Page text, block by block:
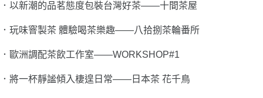
． 以新潮的品茗態度包裝台灣好茶――十間茶屋
． 玩味窨製茶 體驗喝茶樂趣――八拾捌茶輪番所
． 歐洲調配茶飲工作室――WORKSHOP#1
． 將一杯靜謐傾入棲遑日常――日本茶 花千鳥